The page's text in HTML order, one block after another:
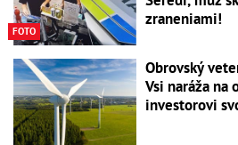
FOTO
zraneniami!
Obrovský
Vsi naráža na
investorovi